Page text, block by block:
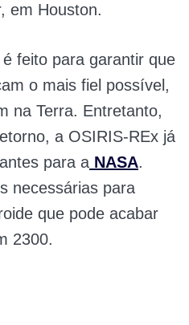
em Houston.
feito para garantir que
o mais fiel possível,
na Terra. Entretanto,
a OSIRIS-REx já
para a NASA.
necessárias para
que pode acabar
2300.